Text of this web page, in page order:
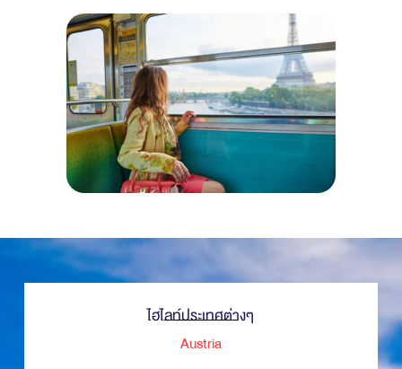
ไฮไลท์ประเทศต่างๆ
Austria